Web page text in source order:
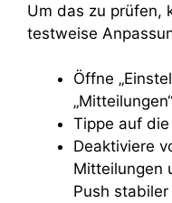
Um das zu prüfen,
testweise
Öffne
Tippe auf
Deaktiviere
Mitteilungen
Push